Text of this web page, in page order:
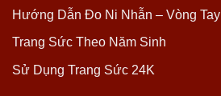
Hướng Dẫn Đo Ni Nhẫn – Vòng Tay
Trang Sức Theo Năm Sinh
Sử Dụng Trang Sức 24K